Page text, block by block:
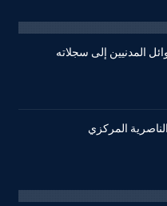
المدنيين إلى سجلاته
المركزي